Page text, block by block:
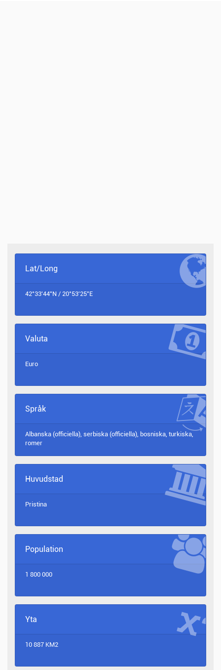
Lat/Long
42°33'44"N / 20°53'25"E
Valuta
Euro
Språk
Albanska (officiella), serbiska (officiella), bosniska, turkiska,
romer
Huvudstad
Pristina
Population
1 800 000
Yta
10 887 KM2